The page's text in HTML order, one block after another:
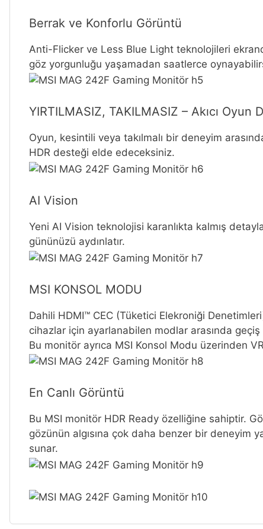
Berrak ve Konforlu Görüntü
Anti-Flicker ve Less Blue Light teknolojileri
göz yorgunluğu yaşamadan saatlerce
YIRTILMASIZ, TAKILMASIZ – Akıcı Oyun
Oyun, kesintili veya takılmalı bir deneyim
HDR desteği elde edeceksiniz.
AI Vision
Yeni AI Vision teknolojisi karanlıkta kalmış
gününüzü aydınlatır.
MSI KONSOL MODU
Dahili HDMI™ CEC (Tüketici Elekroniği
cihazlar için ayarlanabilen modlar arasında
Bu monitör ayrıca MSI Konsol Modu üzerinden
En Canlı Görüntü
Bu MSI monitör HDR Ready özelliğine sahiptir.
gözünün algısına çok daha benzer bir deneyim
sunar.